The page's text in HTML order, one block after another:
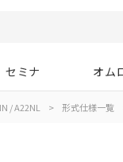
セミナ オム
/ A22NL > 形式仕様一覧